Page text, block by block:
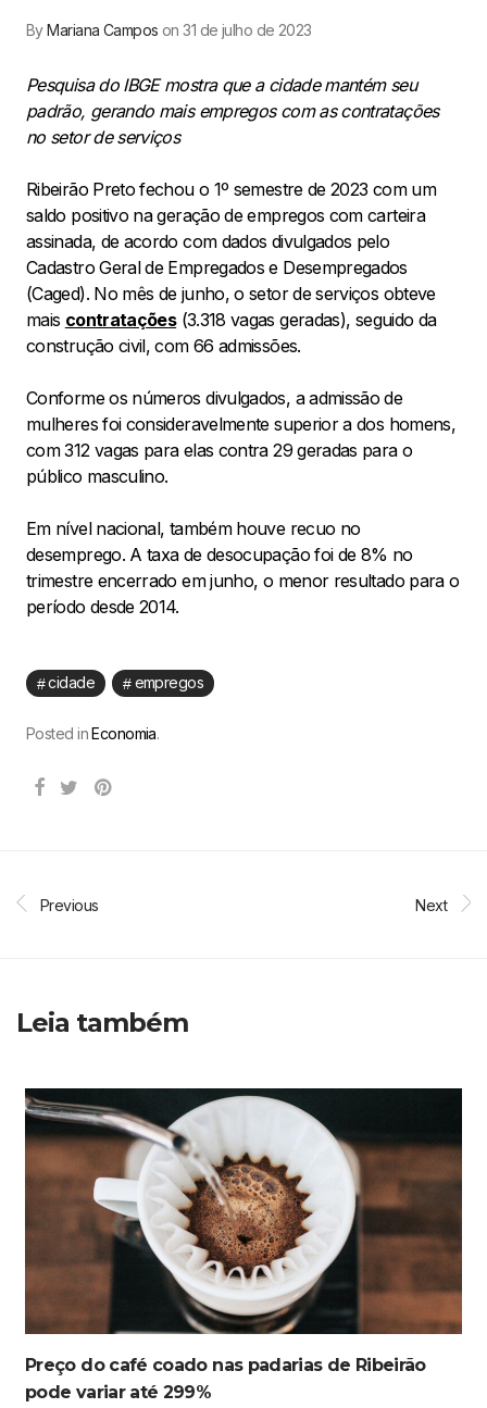
ByMariana Campos on 31 de julho de 2023
Pesquisa do IBGE mostra que a cidade mantém seu
padrão, gerando mais empregos com as contratações
no setor de serviços
Ribeirão Preto fechou o 1º semestre de 2023 com um
saldo positivo na geração de empregos com carteira
assinada, de acordo com dados divulgados pelo
Cadastro Geral de Empregados e Desempregados
(Caged). No mês de junho, o setor de serviços obteve
mais contratações(3.318 vagas geradas), seguido da
construção civil, com 66 admissões.
Conforme os números divulgados, a admissão de
mulheres foi consideravelmente superior a dos homens,
com 312 vagas para elas contra 29 geradas para o
público masculino.
Em nível nacional, também houve recuo no
desemprego. A taxa de desocupação foi de 8% no
trimestre encerrado em junho, o menor resultado para o
período desde 2014.
cidade empregos
Posted inEconomia.
Previous Next
Leia também
Preço do café coado nas padarias de Ribeirão
pode variar até 299%